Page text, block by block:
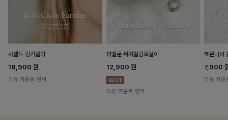
사셀드 링귀걸이
18,900 원
리뷰 카운트 영역
피엘룬 써지컬링목걸이
12,900 원
리뷰 카운트 영역
헤룬나비
7,900
리뷰 카운